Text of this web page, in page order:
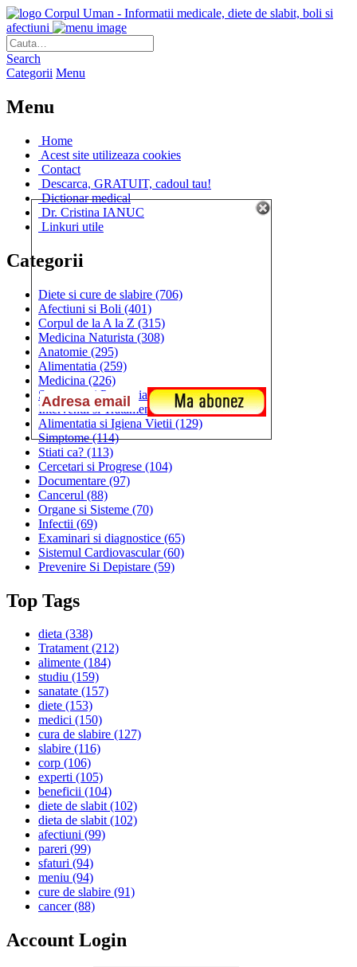
Corpul Uman - Informatii medicale, diete de slabit, boli si
afectiuni
Search
Categorii Menu
Menu
Home
Acest site utilizeaza cookies
Contact
Descarca, GRATUIT, cadoul tau!
Dictionar medical
Dr. Cristina IANUC
Linkuri utile
Categorii
Diete si cure de slabire (706)
Afectiuni si Boli (401)
Corpul de la A la Z (315)
Medicina Naturista (308)
Anatomie (295)
Alimentatia (259)
Medicina (226)
Sanatatea si Preventia(170)
Interventii si Tratamente(167)
Alimentatia si Igiena Vietii (129)
Simptome(114)
Stiati ca? (113)
Cercetari si Progrese (104)
Documentare (97)
Cancerul (88)
Organe si Sisteme (70)
Infectii (69)
Examinari si diagnostice (65)
Sistemul Cardiovascular(60)
Prevenire Si Depistare (59)
Top Tags
dieta (338)
Tratament(212)
alimente (184)
studiu (159)
sanatate (157)
diete (153)
medici (150)
cura de slabire (127)
slabire (116)
corp (106)
experti (105)
beneficii (104)
diete de slabit(102)
dieta de slabit(102)
afectiuni (99)
pareri (99)
sfaturi (94)
meniu (94)
cure de slabire (91)
cancer(88)
Account Login